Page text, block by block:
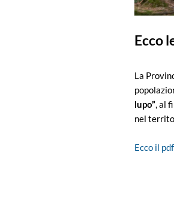
Ecco
La
lupo”, al
nel
Ecco il